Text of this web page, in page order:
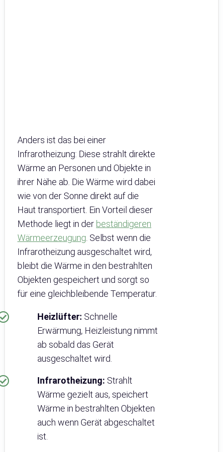
Anders ist das bei einer
Infrarotheizung: Diese strahlt direkte
Wärme an Personen und Objekte in
ihrer Nähe ab. Die Wärme wird dabei
wie von der Sonne direkt auf die
Haut transportiert. Ein Vorteil dieser
Methode liegt in der beständigeren
Wärmeerzeugung . Selbst wenn die
Infrarotheizung ausgeschaltet wird,
bleibt die Wärme in den bestrahlten
Objekten gespeichert und sorgt so
für eine gleichbleibende Temperatur.
Heizlüfter: Schnelle
Erwärmung, Heizleistung nimmt
ab sobald das Gerät
ausgeschaltet wird.
Infrarotheizung: Strahlt
Wärme gezielt aus, speichert
Wärme in bestrahlten Objekten
auch wenn Gerät abgeschaltet
ist.